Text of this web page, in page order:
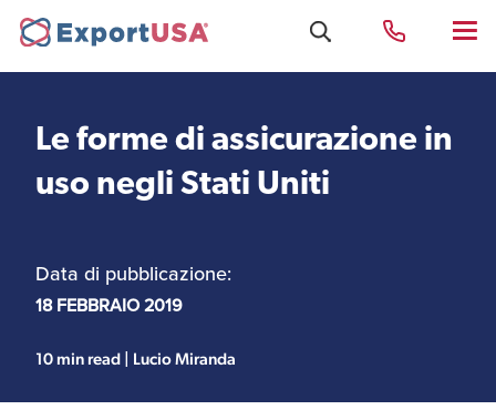
Uffici e Team Exportusa
di Rimini
Uffici e Team
ExportUSA a New York
ExportUSA a Bruxelles
Costituzione società e
Le forme di assicurazione in
uso negli Stati Uniti
Data di pubblicazione:
18 FEBBRAIO 2019
10 min read | Lucio Miranda